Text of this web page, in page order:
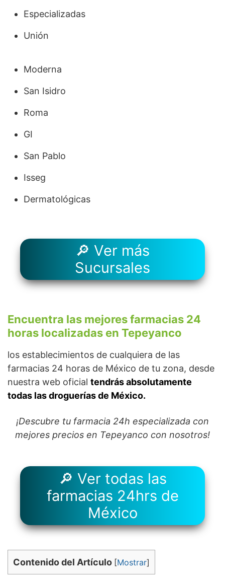
Especializadas
Unión
Moderna
San Isidro
Roma
GI
San Pablo
Isseg
Dermatológicas
🔎 Ver más
Sucursales
Encuentra las mejores farmacias 24
horas localizadas en Tepeyanco
los establecimientos de cualquiera de las
farmacias 24 horas de México de tu zona, desde
nuestra web oficial tendrás absolutamente
todas las droguerías de México.
¡Descubre tu farmacia 24h especializada con
mejores precios en Tepeyanco con nosotros!
🔎 Ver todas las
farmacias 24hrs de
México
Contenido del Artículo [Mostrar]